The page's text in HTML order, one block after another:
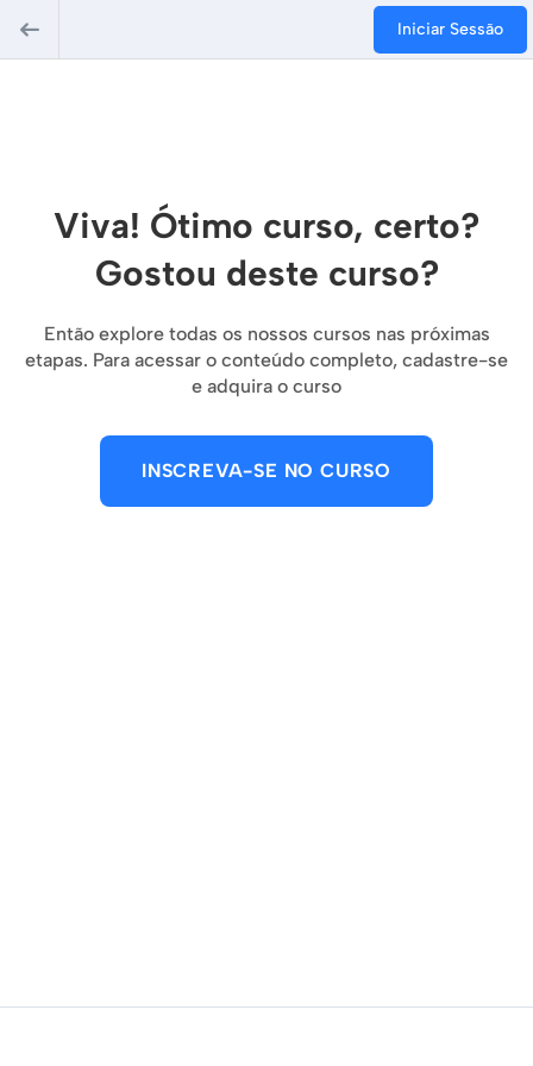
Iniciar Sessão
Viva! Ótimo curso, certo?
Gostou deste curso?
Então explore todas os nossos cursos nas próximas
etapas. Para acessar o conteúdo completo, cadastre-se
e adquira o curso
INSCREVA-SE NO CURSO